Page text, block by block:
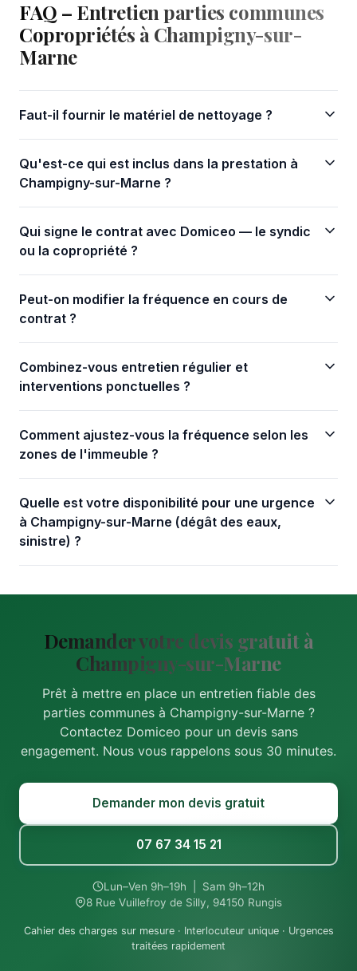
FAQ – Entretien parties communes
Copropriétés à Champigny-sur-
Marne
Faut-il fournir le matériel de nettoyage ?
Qu'est-ce qui est inclus dans la prestation à
Champigny-sur-Marne ?
Qui signe le contrat avec Domiceo — le syndic
ou la copropriété ?
Peut-on modifier la fréquence en cours de
contrat ?
Combinez-vous entretien régulier et
interventions ponctuelles ?
Comment ajustez-vous la fréquence selon les
zones de l'immeuble ?
Quelle est votre disponibilité pour une urgence
à Champigny-sur-Marne (dégât des eaux,
sinistre) ?
Demander votre devis gratuit à
Champigny-sur-Marne
Prêt à mettre en place un entretien fiable des
parties communes à Champigny-sur-Marne ?
Contactez Domiceo pour un devis sans
engagement. Nous vous rappelons sous 30 minutes.
Demander mon devis gratuit
07 67 34 15 21
Lun–Ven 9h–19h | Sam 9h–12h
8 Rue Vuillefroy de Silly, 94150 Rungis
Cahier des charges sur mesure · Interlocuteur unique · Urgences
traitées rapidement